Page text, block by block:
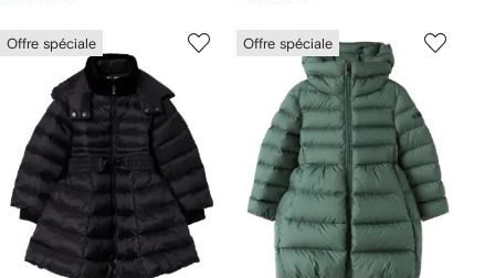
Offre spéciale Offre spéciale